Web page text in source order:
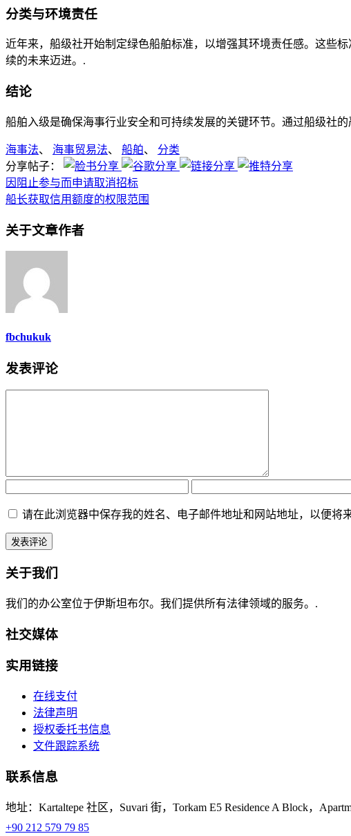
分类与环境责任
近年来，船级社开始制定绿色船舶标准，以增强其环境责任感。这些
续的未来迈进。.
结论
船舶入级是确保海事行业安全和可持续发展的关键环节。通过船级社
海事法、 海事贸易法、 船舶、
分类
分享帖子：
因阻止参与而申请取消招标
船长获取信用额度的权限范围
关于文章作者
fbchukuk
发表评论
请在此浏览器中保存我的姓名、电子邮件地址和网站地址，以便将
关于我们
我们的办公室位于伊斯坦布尔。我们提供所有法律领域的服务。.
社交媒体
实用链接
在线支付
法律声明
授权委托书信息
文件跟踪系统
联系信息
地址：Kartaltepe 社区，Suvari 街，Torkam E5 Residence A Block，
+90 212 579 79 85